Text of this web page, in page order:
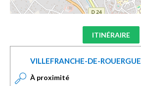
ITINÉRAIRE
VILLEFRANCHE-DE-ROUERGUE
À proximité